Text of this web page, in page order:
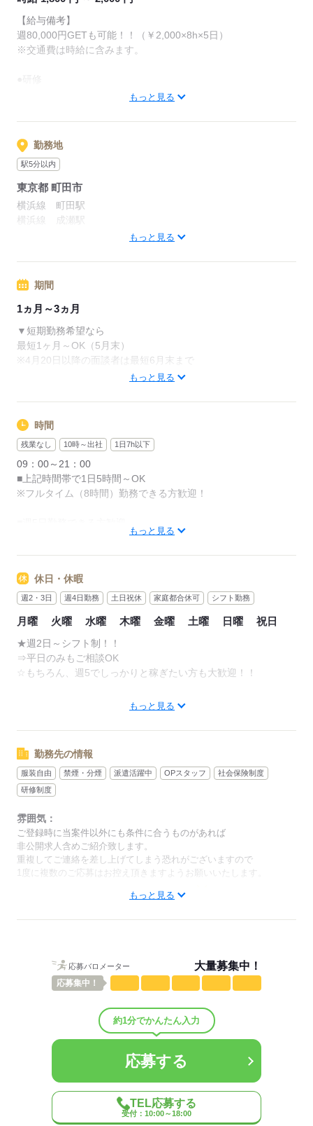
2. 勤務後も定期的なフォローアップでわからない事も解決♪
応募する
【給与備考】
週80,000円GETも可能！！（￥2,000×8h×5日）
※交通費は時給に含みます。
入社日から平日連続した3日間9時～18時（休憩1h）
●給与は経験に応じて変動あり
●支払い方法
お給料は【日払い・月払い】から選べます！
＜日収＞2,000円×8時間＝16,000円
もっと見る
勤務地
駅5分以内
東京都 町田市
横浜線 町田駅
横浜線 成瀬駅
もっと見る
期間
1ヵ月～3ヵ月
▼短期勤務希望なら
最短1ヶ月～OK（5月末）
※4月20日以降の面談者は最短6月末まで
1年以上の長期のオシゴトも多数！
★最短翌日登録可能
応募する
もっと見る
時間
残業なし 10時～出社 1日7h以下
09：00～21：00
■上記時間帯で1日5時間～OK
※フルタイム（8時間）勤務できる方歓迎！
■基本的に残業なし
【シフト例】
09：00～15：00
09：00～18：00
12：00～18：00
※もちろん、上記以外のシフトもOK！
【事前研修必須】
研修期間中は9：00～18：00（休憩1時間あり）の
勤務になります。
応募する
もっと見る
休日・休暇
週2・3日 週4日勤務 土日祝休 家庭都合休可 シフト勤務
月曜 火曜 水曜 木曜 金曜 土曜 日曜 祝日
★週2日～シフト制！！
⇒平日のみもご相談OK
☆もちろん、週5でしっかりと稼ぎたい方も大歓迎！！
まずはあなたのご希望をお聞かせください☆
応募する
もっと見る
勤務先の情報
服装自由 禁煙・分煙 派遣活躍中 OPスタッフ
社会保険制度
研修制度
雰囲気：
ご登録時に当案件以外にも条件に合うものがあれば
非公開求人含めご紹介致します。
重複してご連絡を差し上げてしまう恐れがございますので
1度に複数のご応募はお控え頂きますようお願いいたします。
低い
仕事の仕方 ひとりで
男女比（男3：女7）
その他
もっと見る
応募バロメーター 大量募集中！
応募集中！
約1分でかんたん入力
応募する
TEL応募する
受付：10:00～18:00